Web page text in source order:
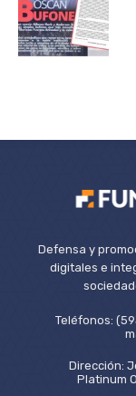
Defensa y
digitales e
Teléfonos:
Dirección:
Platinum